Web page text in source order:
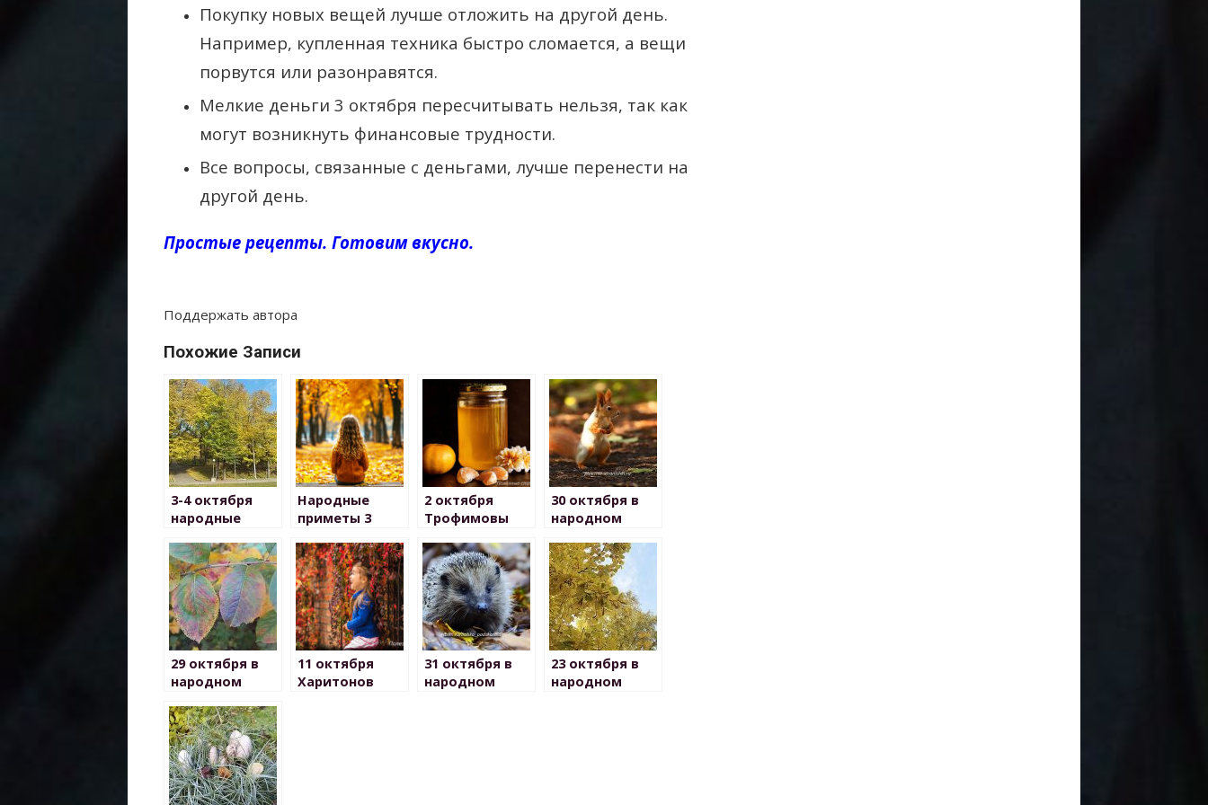
Покупку новых вещей лучше отложить на другой день.
Например, купленная техника быстро сломается, а вещи
порвутся или разонравятся.
Мелкие деньги 3 октября пересчитывать нельзя, так как
могут возникнуть финансовые трудности.
Все вопросы, связанные с деньгами, лучше перенести на
другой день.
Простые рецепты. Готовим вкусно.
Поддержать автора
Похожие Записи
3-4 октября
народные
Народные
приметы 3
2 октября
Трофимовы
30 октября в
народном
29 октября в
народном
11 октября
Харитонов
31 октября в
народном
23 октября в
народном